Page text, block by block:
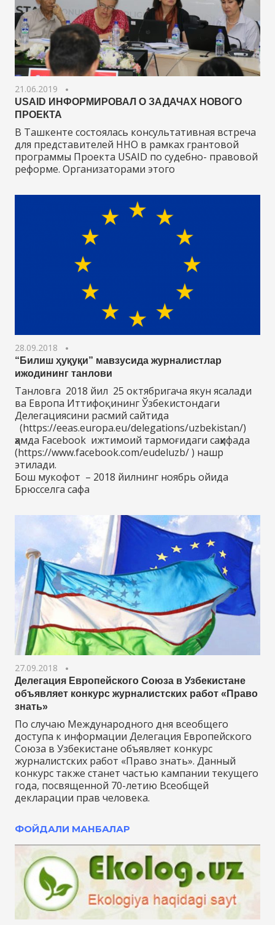
21.06.2019
USAID ИНФОРМИРОВАЛ О ЗАДАЧАХ НОВОГО
ПРОЕКТА
В Ташкенте состоялась консультативная встреча
для представителей ННО в рамках грантовой
программы Проекта USAID по судебно- правовой
реформе. Организаторами этого
28.09.2018
“Билиш ҳуқуқи” мавзусида журналистлар
ижодининг танлови
Танловга 2018 йил 25 октябригача якун ясалади
ва Европа Иттифоқининг Ўзбекистондаги
Делегациясини расмий сайтида
(https://eeas.europa.eu/delegations/uzbekistan/)
ҳамда Facebook ижтимоий тармоғидаги саҳифада
(https://www.facebook.com/eudeluzb/ ) нашр
этилади.
Бош мукофот – 2018 йилнинг ноябрь ойида
Брюсселга сафа
27.09.2018
Делегация Европейского Союза в Узбекистане
объявляет конкурс журналистских работ «Право
знать»
По случаю Международного дня всеобщего
доступа к информации Делегация Европейского
Союза в Узбекистане объявляет конкурс
журналистских работ «Право знать». Данный
конкурс также станет частью кампании текущего
года, посвященной 70-летию Всеобщей
декларации прав человека.
ФОЙДАЛИ МАНБАЛАР